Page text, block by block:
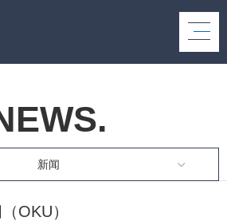
新闻
OKU）